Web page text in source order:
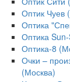
Оптик Чуев
Оптика
Оптика
Оптика-8
Очки –
(Москва)